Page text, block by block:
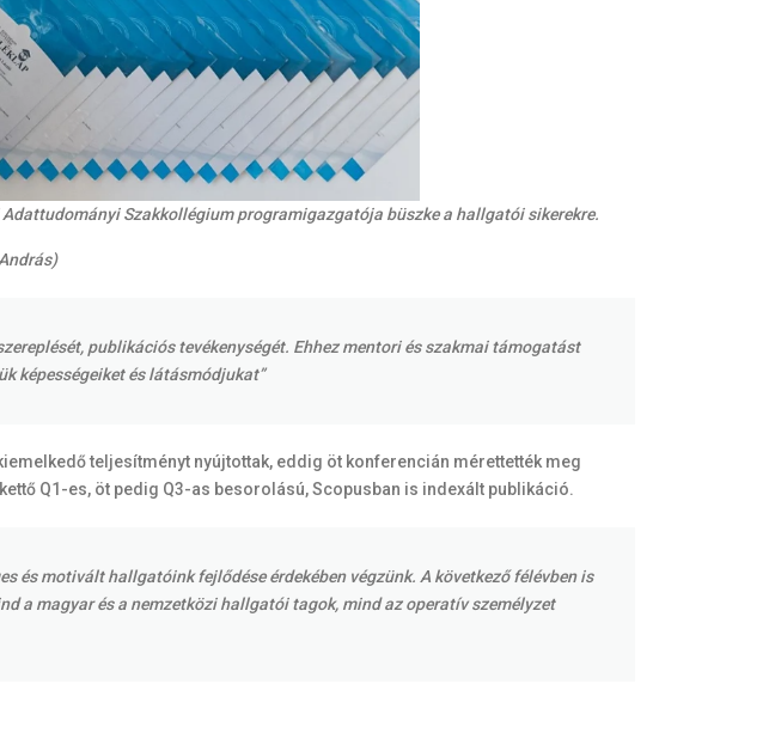
Szakkollégium programigazgatója büszke a hallgatói sikerekre.
publikációs tevékenységét. Ehhez mentori és szakmai támogatást
képességeiket és látásmódjukat”
teljesítményt nyújtottak, eddig öt konferencián mérettették meg
Q1-es, öt pedig Q3-as besorolású, Scopusban is indexált publikáció.
és motivált hallgatóink fejlődése érdekében végzünk. A következő félévben is
a magyar és a nemzetközi hallgatói tagok, mind az operatív személyzet